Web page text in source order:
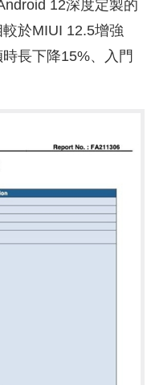
12深度定製的
於MIUI 12.5增強
長下降15%、入門